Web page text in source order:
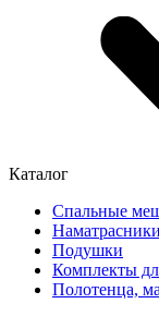
Каталог
Спальные
Подушки
Комплекты
Полотенца,